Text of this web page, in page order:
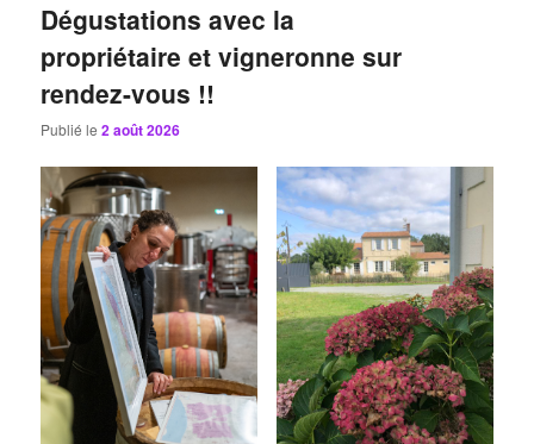
Dégustations avec la
propriétaire et vigneronne sur
rendez-vous !!
Publié le2 août 2026